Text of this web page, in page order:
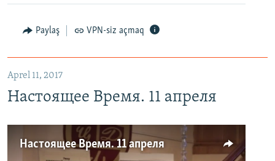
Paylaş VPN-siz açmaq
Aprel 11, 2017
Настоящее Время. 11 апреля
Настоящее Время. 11 апреля